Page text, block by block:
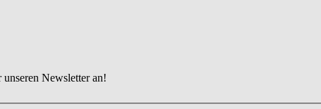
Newsletter an!